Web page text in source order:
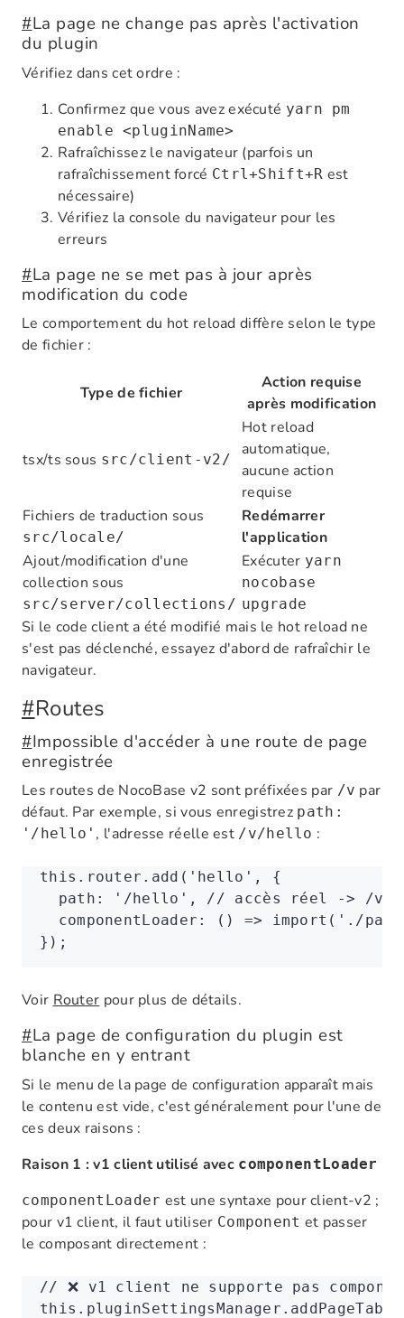
#La page ne change pas après l'activation
du plugin
Vérifiez dans cet ordre :
Confirmez que vous avez exécuté yarn pm
enable <pluginName>
Rafraîchissez le navigateur (parfois un
rafraîchissement forcé Ctrl+Shift+R est
nécessaire)
Vérifiez la console du navigateur pour les
erreurs
#La page ne se met pas à jour après
modification du code
Le comportement du hot reload diffère selon le type
de fichier :
Type de fichier
Action requise
après modification
tsx/ts sous src/client-v2/
Hot reload
automatique,
aucune action
requise
Fichiers de traduction sous
src/locale/
Redémarrer
l'application
Ajout/modification d'une
collection sous
src/server/collections/
Exécuter yarn
nocobase
upgrade
Si le code client a été modifié mais le hot reload ne
s'est pas déclenché, essayez d'abord de rafraîchir le
navigateur.
#Routes
#Impossible d'accéder à une route de page
enregistrée
Les routes de NocoBase v2 sont préfixées par /v par
défaut. Par exemple, si vous enregistrez path:
'/hello' , l'adresse réelle est /v/hello :
this . router .add ( 'hello' ,
{
  path
: '/hello' ,
// accès réel -> /v/
  componentLoader
: () => import ( './
});
VoirRouterpour plus de détails.
#La page de configuration du plugin est
blanche en y entrant
Si le menu de la page de configuration apparaît mais
le contenu est vide, c'est généralement pour l'une de
ces deux raisons :
Raison 1 : v1 client utilisé avec componentLoader
componentLoader est une syntaxe pour client-v2 ;
pour v1 client, il faut utiliser Component et passer
le composant directement :
// ❌ v1 client ne supporte pas
this . pluginSettingsManager